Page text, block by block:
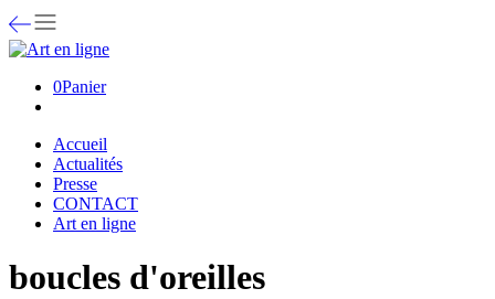
0Panier
Accueil
Actualités
Presse
CONTACT
Art en ligne
boucles d'oreilles